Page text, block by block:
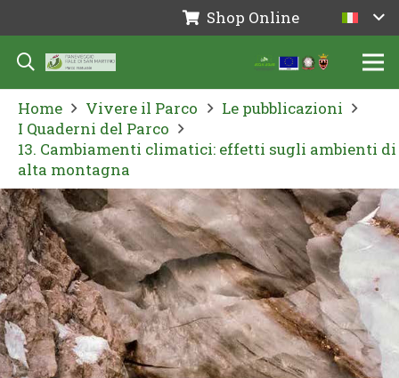
Shop Online
Home Vivere il Parco
Le pubblicazioni
I Quaderni del Parco
13. Cambiamenti climatici: effetti sugli ambienti di
alta montagna